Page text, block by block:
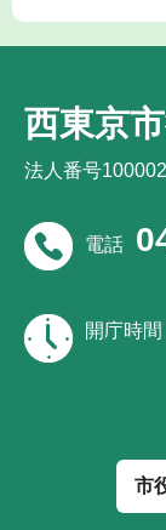
西東京
法人番号
電話
開庁時間
市